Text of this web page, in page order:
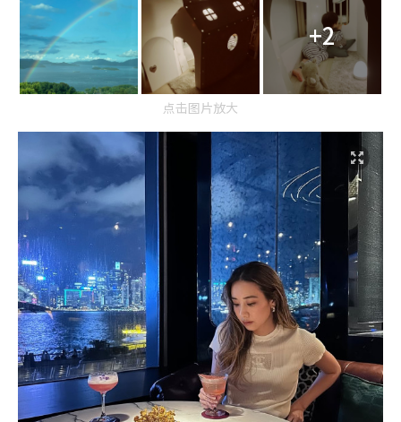
+2
点击图片放大